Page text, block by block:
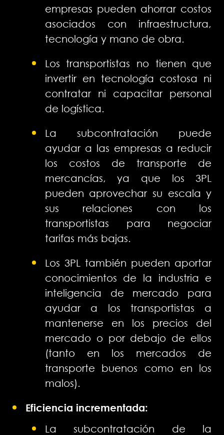
empresas pueden ahorrar costos
asociados con infraestructura,
tecnología y mano de obra.
Los transportistas no tienen que
invertir en tecnología costosa ni
contratar ni capacitar personal
de logística.
La subcontratación puede
ayudar a las empresas a reducir
los costos de transporte de
mercancías, ya que los 3PL
pueden aprovechar su escala y
sus relaciones con los
transportistas para negociar
tarifas más bajas.
Los 3PL también pueden aportar
conocimientos de la industria e
inteligencia de mercado para
ayudar a los transportistas a
mantenerse en los precios del
mercado o por debajo de ellos
(tanto en los mercados de
transporte buenos como en los
malos).
Eficiencia incrementada:
La subcontratación de la